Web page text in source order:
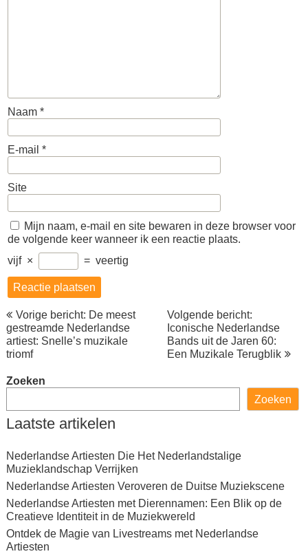
Naam *
E-mail *
Site
Mijn naam, e-mail en site bewaren in deze browser voor
de volgende keer wanneer ik een reactie plaats.
vijf × = veertig
Berichtnavigatie
Vorige bericht: De meest
gestreamde Nederlandse
artiest: Snelle’s muzikale
triomf
Volgende bericht:
Iconische Nederlandse
Bands uit de Jaren 60:
Een Muzikale Terugblik
Zoeken
Zoeken
Laatste artikelen
Nederlandse Artiesten Die Het Nederlandstalige
Muzieklandschap Verrijken
Nederlandse Artiesten Veroveren de Duitse Muziekscene
Nederlandse Artiesten met Dierennamen: Een Blik op de
Creatieve Identiteit in de Muziekwereld
Ontdek de Magie van Livestreams met Nederlandse
Artiesten